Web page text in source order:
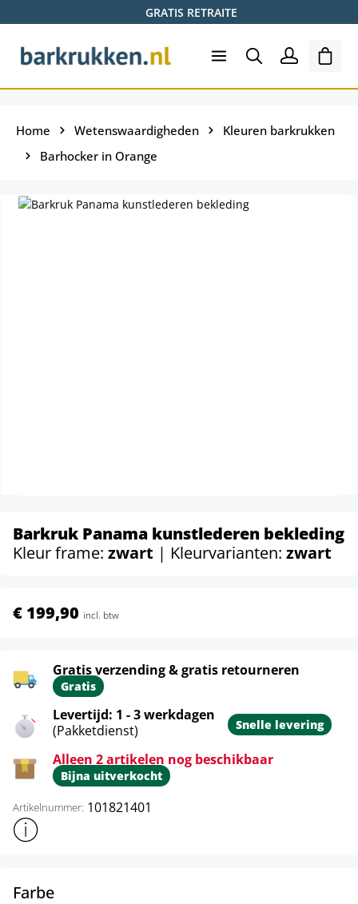
GRATIS RETRAITE
Home Wetenswaardigheden
Kleuren barkrukken
Barhocker in Orange
Barkruk Panama kunstlederen bekleding
Kleur frame: zwart | Kleurvarianten: zwart
€ 199,90 incl. btw
Gratis verzending & gratis retourneren
Gratis
Levertijd: 1 - 3 werkdagen
(Pakketdienst)
Snelle levering
Alleen 2 artikelen nog beschikbaar
Bijna uitverkocht
Artikelnummer: 101821401
Toon meer productinformatie
Farbeselect